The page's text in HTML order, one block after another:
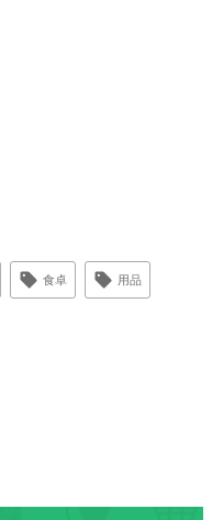
食卓 用品